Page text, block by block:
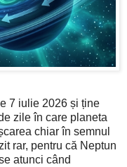
7 iulie 2026 și ține
zile în care planeta
chiar în semnul
rar, pentru că Neptun
atunci când